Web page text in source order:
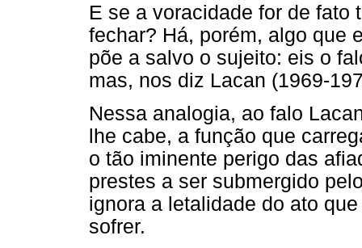
E se a voracidade for de fato
fechar? Há, porém, algo que
põe a salvo o sujeito: eis o
mas, nos diz Lacan (1969-
Nessa analogia, ao falo
lhe cabe, a função que
o tão iminente perigo das
prestes a ser submergido
ignora a letalidade do ato
sofrer.